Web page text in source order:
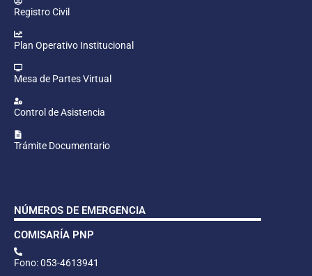
Registro Civil
Plan Operativo Institucional
Mesa de Partes Virtual
Control de Asistencia
Trámite Documentario
NÚMEROS DE EMERGENCIA
COMISARÍA PNP
Fono: 053-4613941